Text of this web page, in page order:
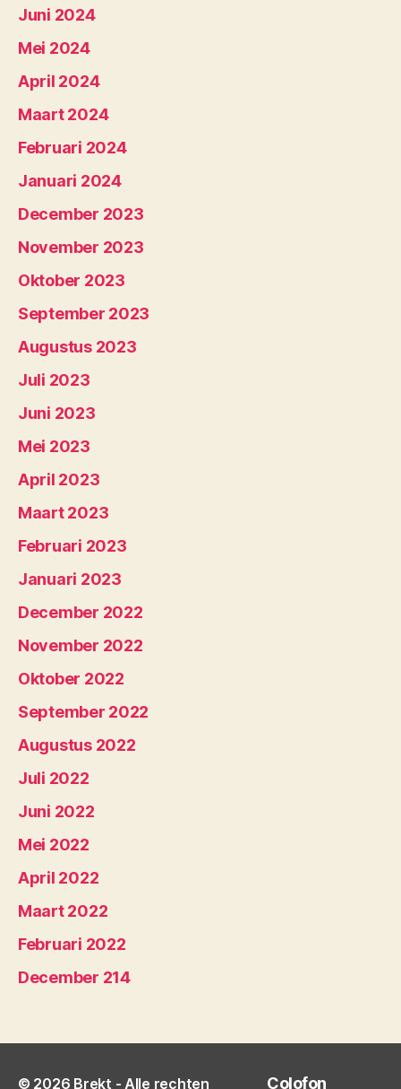
Juni 2024
Mei 2024
April 2024
Maart 2024
Februari 2024
Januari 2024
December 2023
November 2023
Oktober 2023
September 2023
Augustus 2023
Juli 2023
Juni 2023
Mei 2023
April 2023
Maart 2023
Februari 2023
Januari 2023
December 2022
November 2022
Oktober 2022
September 2022
Augustus 2022
Juli 2022
Juni 2022
Mei 2022
April 2022
Maart 2022
Februari 2022
December 214
© 2026 Brekt - Alle rechten Colofon